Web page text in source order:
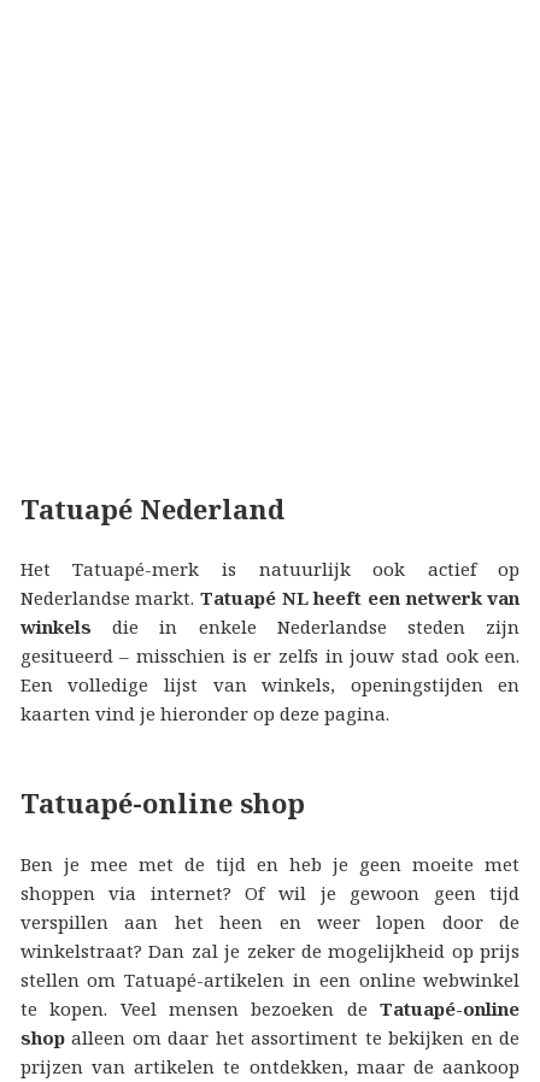
Tatuapé Nederland
Het Tatuapé-merk is natuurlijk ook actief op
Nederlandse markt. Tatuapé NL heeft een netwerk van
winkels die in enkele Nederlandse steden zijn
gesitueerd – misschien is er zelfs in jouw stad ook een.
Een volledige lijst van winkels, openingstijden en
kaarten vind je hieronder op deze pagina.
Tatuapé-online shop
Ben je mee met de tijd en heb je geen moeite met
shoppen via internet? Of wil je gewoon geen tijd
verspillen aan het heen en weer lopen door de
winkelstraat? Dan zal je zeker de mogelijkheid op prijs
stellen om Tatuapé-artikelen in een online webwinkel
te kopen. Veel mensen bezoeken deTatuapé-online
shopalleen om daar het assortiment te bekijken en de
prijzen van artikelen te ontdekken, maar de aankoop